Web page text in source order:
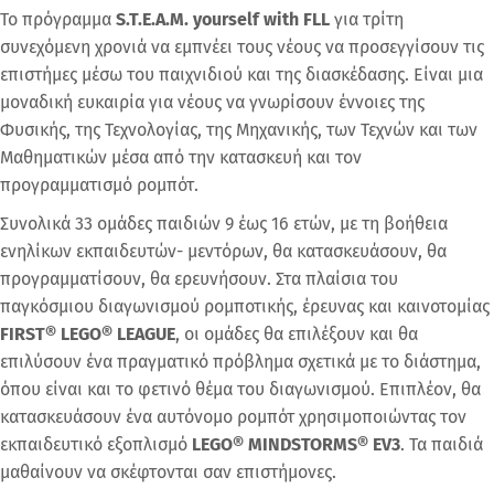
Το πρόγραμμα S.T.E.A.M. yourself with FLL για τρίτη
συνεχόμενη χρονιά να εμπνέει τους νέους να προσεγγίσουν τις
επιστήμες μέσω του παιχνιδιού και της διασκέδασης. Είναι μια
μοναδική ευκαιρία για νέους να γνωρίσουν έννοιες της
Φυσικής, της Τεχνολογίας, της Μηχανικής, των Τεχνών και των
Μαθηματικών μέσα από την κατασκευή και τον
προγραμματισμό ρομπότ.
Συνολικά 33 ομάδες παιδιών 9 έως 16 ετών, με τη βοήθεια
ενηλίκων εκπαιδευτών- μεντόρων, θα κατασκευάσουν, θα
προγραμματίσουν, θα ερευνήσουν. Στα πλαίσια του
παγκόσμιου διαγωνισμού ρομποτικής, έρευνας και καινοτομίας
FIRST® LEGO® LEAGUE, οι ομάδες θα επιλέξουν και θα
επιλύσουν ένα πραγματικό πρόβλημα σχετικά με το διάστημα,
όπου είναι και το φετινό θέμα του διαγωνισμού. Επιπλέον, θα
κατασκευάσουν ένα αυτόνομο ρομπότ χρησιμοποιώντας τον
εκπαιδευτικό εξοπλισμό LEGO® MINDSTORMS® EV3. Τα παιδιά
μαθαίνουν να σκέφτονται σαν επιστήμονες.